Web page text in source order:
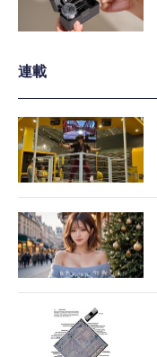
連載